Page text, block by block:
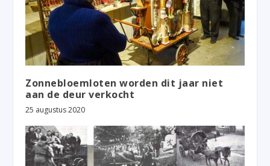
Zonnebloemloten worden dit jaar niet
aan de deur verkocht
25 augustus 2020